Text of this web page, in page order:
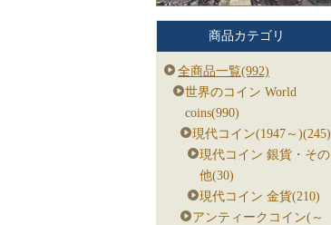
商品カテゴリ
全商品一覧(992)
世界のコイン World
coins(990)
現代コイン(1947～)(245)
現代コイン 銀貨・その
他(30)
現代コイン 金貨(210)
アンティークコイン(～